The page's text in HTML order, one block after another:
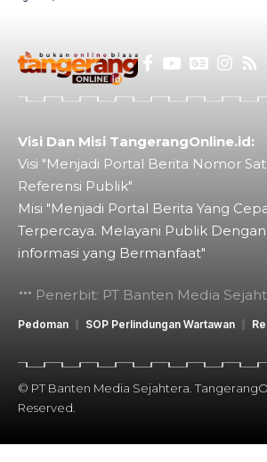
Visi Dan Misi TangerangOnline.id:
Visi "Menjadi Portal Berita Nomor
Referensi Publik"
Misi "Menjadi Portal Berita Yang
Terpercaya. Melayani Publik
informasi yang Bermanfaat"
Penerbit: PT Banten Media
Pedoman SOP Perlindungan Wartawan
© PT Banten Media Sejahtera.
Reserved.